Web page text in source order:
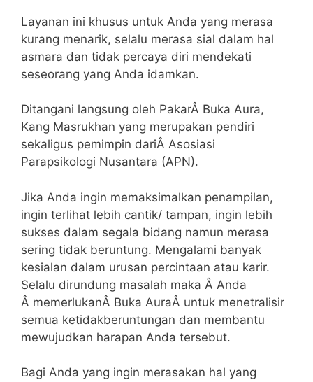
Layanan ini khusus untuk Anda yang merasa
kurang menarik, selalu merasa sial dalam hal
asmara dan tidak percaya diri mendekati
seseorang yang Anda idamkan.
Ditangani langsung oleh PakarÂ Buka Aura,
Kang Masrukhan yang merupakan pendiri
sekaligus pemimpin dariÂ Asosiasi
Parapsikologi Nusantara (APN).
Jika Anda ingin memaksimalkan penampilan,
ingin terlihat lebih cantik/ tampan, ingin lebih
sukses dalam segala bidang namun merasa
sering tidak beruntung. Mengalami banyak
kesialan dalam urusan percintaan atau karir.
Selalu dirundung masalah maka Â Anda
Â memerlukanÂ Buka AuraÂ untuk menetralisir
semua ketidakberuntungan dan membantu
mewujudkan harapan Anda tersebut.
Bagi Anda yang ingin merasakan hal yang